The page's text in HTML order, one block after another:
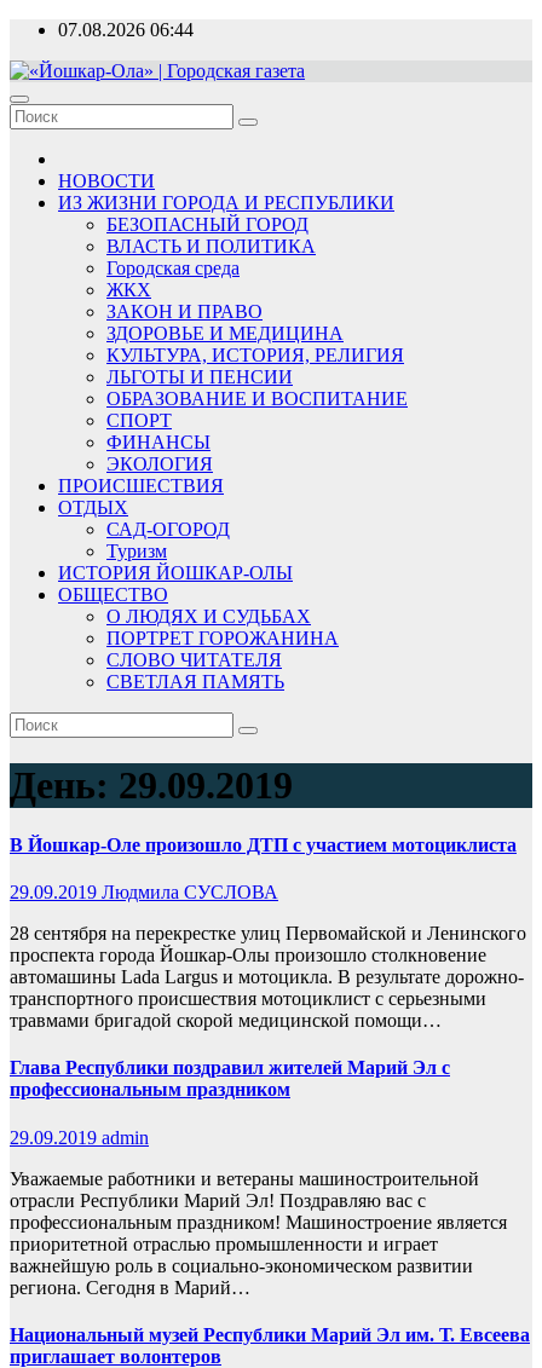
Перейти
содержимому
07.08.2026 06:44
«Йошкар-Ола» | Городская газета
Новости, события, люди
НОВОСТИ
ИЗ ЖИЗНИ ГОРОДА И РЕСПУБЛИКИ
БЕЗОПАСНЫЙ ГОРОД
ВЛАСТЬ И ПОЛИТИКА
Городская среда
ЖКХ
ЗАКОН И ПРАВО
ЗДОРОВЬЕ И МЕДИЦИНА
КУЛЬТУРА, ИСТОРИЯ, РЕЛИГИЯ
ЛЬГОТЫ И ПЕНСИИ
ОБРАЗОВАНИЕ И ВОСПИТАНИЕ
СПОРТ
ФИНАНСЫ
ЭКОЛОГИЯ
ПРОИСШЕСТВИЯ
ОТДЫХ
САД-ОГОРОД
Туризм
ИСТОРИЯ ЙОШКАР-ОЛЫ
ОБЩЕСТВО
О ЛЮДЯХ И СУДЬБАХ
ПОРТРЕТ ГОРОЖАНИНА
СЛОВО ЧИТАТЕЛЯ
СВЕТЛАЯ ПАМЯТЬ
День: 29.09.2019
В Йошкар-Оле произошло ДТП с участием мотоциклиста
29.09.2019 Людмила СУСЛОВА
28 сентября на перекрестке улиц Первомайской и Ленинского
проспекта города Йошкар-Олы произошло столкновение
автомашины Lada Largus и мотоцикла. В результате дорожно-
транспортного происшествия мотоциклист с серьезными
травмами бригадой скорой медицинской помощи…
Глава Республики поздравил жителей Марий Эл с
профессиональным праздником
29.09.2019 admin
Уважаемые работники и ветераны машиностроительной
отрасли Республики Марий Эл! Поздравляю вас с
профессиональным праздником! Машиностроение является
приоритетной отраслью промышленности и играет
важнейшую роль в социально-экономическом развитии
региона. Сегодня в Марий…
Национальный музей Республики Марий Эл им. Т. Евсеева
приглашает волонтеров